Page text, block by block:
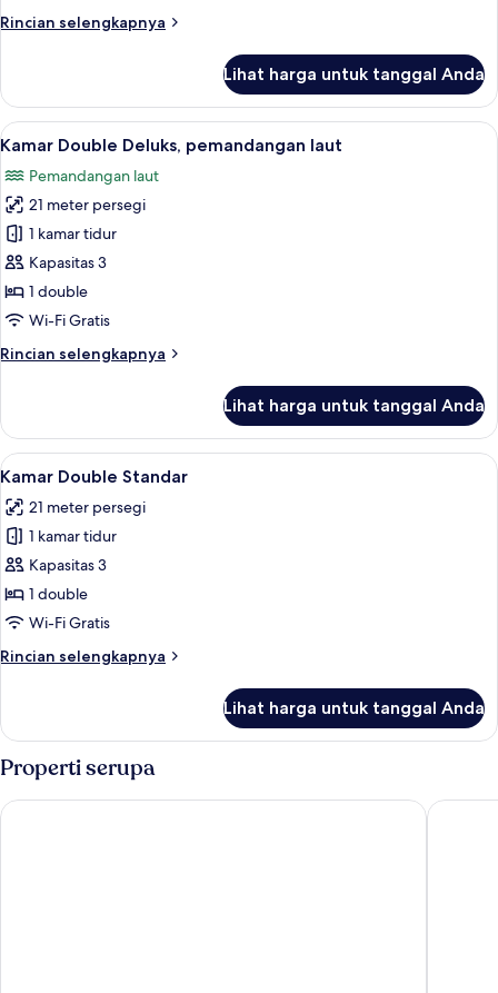
Rincian selengkapnya
Rincian
Kamar
Deluks,
pemandangan
Lihat harga untuk tanggal Anda
Lihat
semua
foto
untuk
Kamar
Double
Deluks,
pemandangan
Kamar Double Deluks,
5
Kamar Double Deluks, pemandangan laut
Pemandangan laut
21 meter persegi
1 kamar tidur
Kapasitas 3
1 double
Wi-Fi Gratis
Rincian selengkapnya
Rincian
Kamar
Double
Deluks,
laut
Lihat harga untuk tanggal Anda
Lihat
semua
foto
untuk
Kamar
Double
Standar
Kamar Double Standar | Minibar,
5
Kamar Double Standar
21 meter persegi
1 kamar tidur
Kapasitas 3
1 double
Wi-Fi Gratis
Rincian selengkapnya
Rincian
Kamar
Standar
Lihat harga untuk tanggal Anda
Properti serupa
Pestana Rio Atlantica